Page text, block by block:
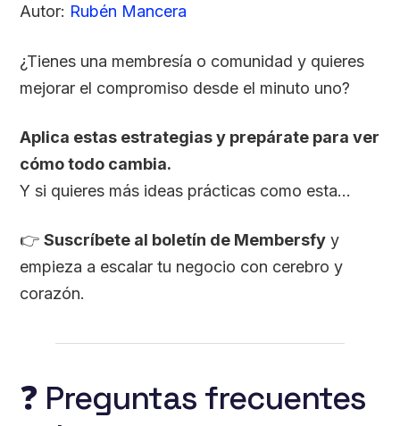
Autor: Rubén Mancera
¿Tienes una membresía o comunidad y quieres
mejorar el compromiso desde el minuto uno?
Aplica estas estrategias y prepárate para ver
cómo todo cambia.
Y si quieres más ideas prácticas como esta…
👉 Suscríbete al boletín de Membersfy y
empieza a escalar tu negocio con cerebro y
corazón.
❓ Preguntas frecuentes